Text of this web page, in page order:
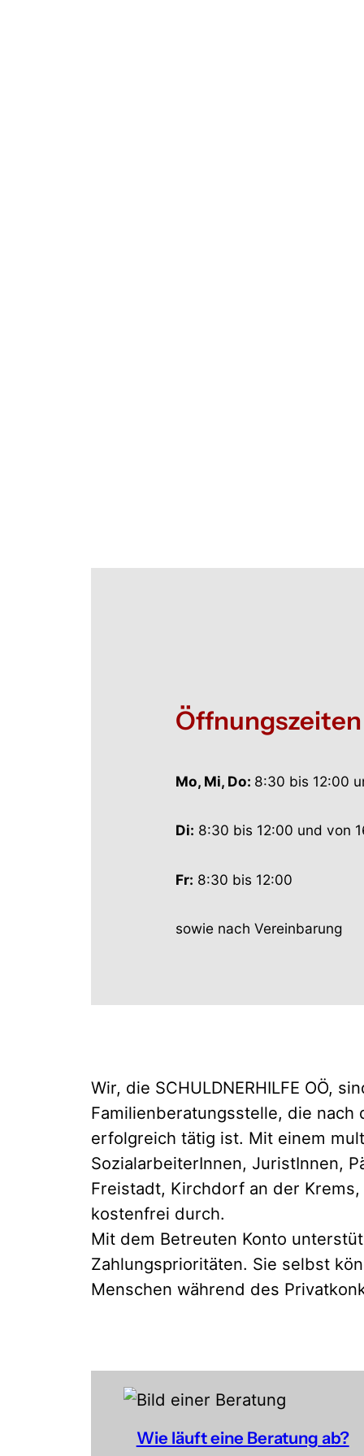
Öffnungszeiten
Mo, Mi, Do: 8:30 bis 12:00
Di: 8:30 bis 12:00 und von
Fr: 8:30 bis 12:00
sowie nach Vereinbarung
Wir, die SCHULDNERHILFE OÖ,
Familienberatungsstelle, die
erfolgreich tätig ist. Mit einem
SozialarbeiterInnen, JuristInnen,
Freistadt, Kirchdorf an der
kostenfrei durch.
Mit dem Betreuten Konto
Zahlungsprioritäten. Sie selbst
Menschen während des
Wie läuft eine Beratung ab?